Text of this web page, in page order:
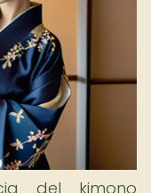
del kimono